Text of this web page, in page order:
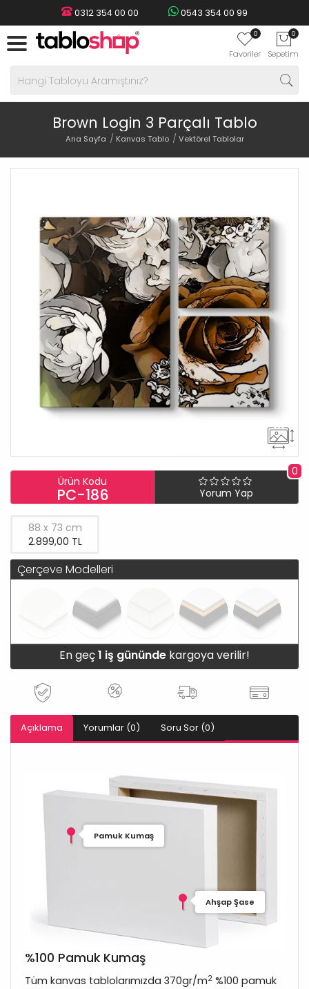
0312 354 00 00 0543 354 00 99
0
Favoriler
0
Sepetim
Brown Login 3 Parçalı Tablo
Ana Sayfa Kanvas Tablo Vektörel Tablolar
Ürün Kodu
PC-186
0
Yorum Yap
88 x 73 cm
2.899,00 TL
Çerçeve Modelleri
En geç1 iş gününde kargoya verilir!
Açıklama Yorumlar (0) Soru Sor (0)
Pamuk Kumaş
Ahşap Şase
%100 Pamuk Kumaş
Tüm kanvas tablolarımızda 370gr/m2 %100 pamuk